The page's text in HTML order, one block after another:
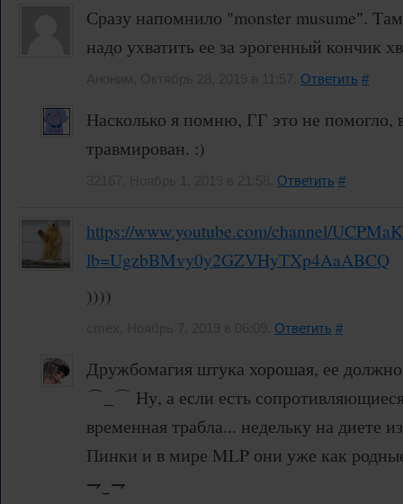
Сразу напомнило "monster musume".
надо ухватить ее за эрогенный кончик
Ответить #
Насколько я помню, ГГ это не помогло,
травмирован. :)
Ответить #
https://www.youtube.com/channel/
lb=UgzbBMvy0y2GZVHyTXp4AaABCQ
))))
Ответить #
Дружбомагия штука хорошая, ее
⌒_⌒ Ну, а если есть
временная трабла... недельку на диете
Пинки и в мире MLP они уже как
⇁‿⇁